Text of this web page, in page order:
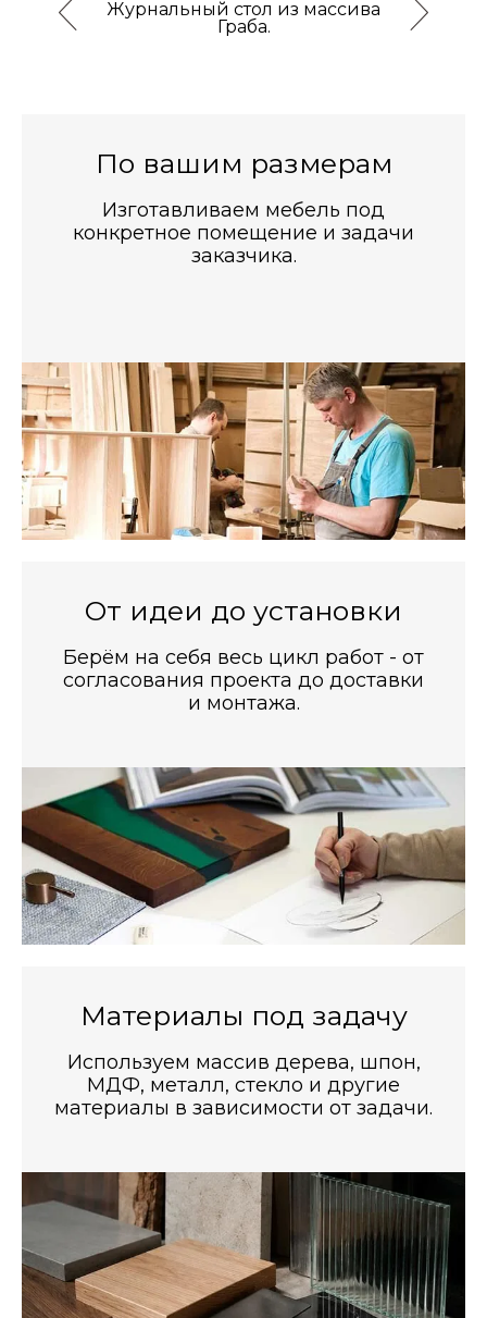
Журнальный стол из массива
Граба.
По вашим размерам
Изготавливаем мебель под
конкретное помещение и задачи
заказчика.
От идеи до установки
Берём на себя весь цикл работ - от
согласования проекта до доставки
и монтажа.
Материалы под задачу
Используем массив дерева, шпон,
МДФ, металл, стекло и другие
материалы в зависимости от задачи.